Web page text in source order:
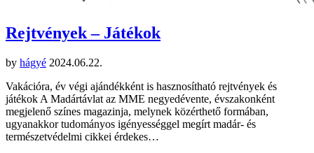
Rejtvények – Játékok
by hágyé 2024.06.22.
Vakációra, év végi ajándékként is hasznosítható rejtvények és
játékok A Madártávlat az MME negyedévente, évszakonként
megjelenő színes magazinja, melynek közérthető formában,
ugyanakkor tudományos igényességgel megírt madár- és
természetvédelmi cikkei érdekes…